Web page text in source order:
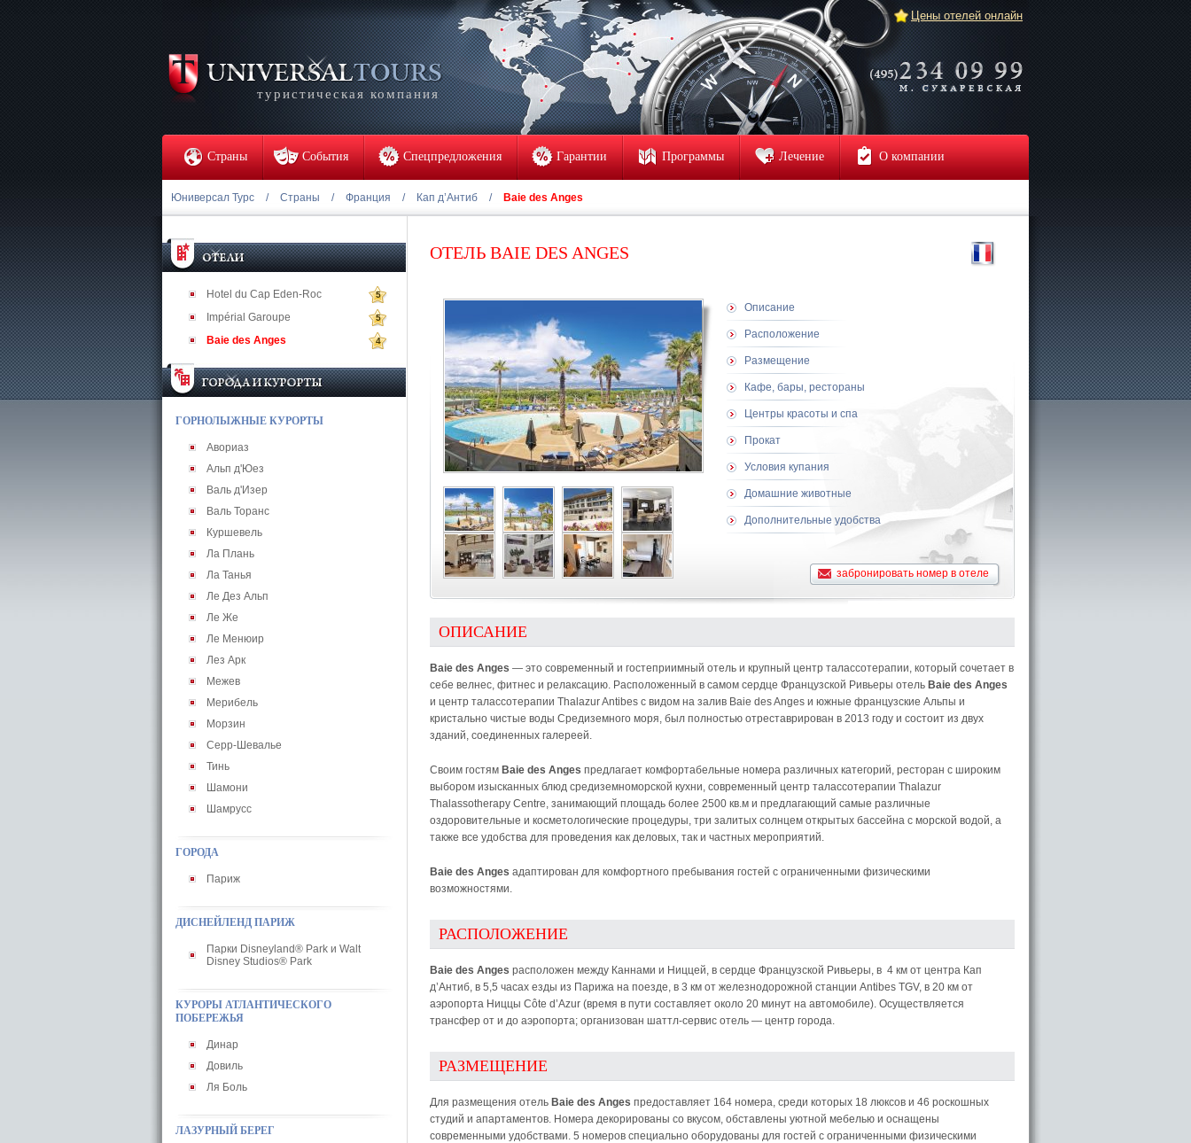
туристическая компания
Цены отелей онлайн
Страны События Спецпредложения Гарантии Программы Лечение О компании
Юниверсал Турс / Страны / Франция / Кап д’Антиб / Baie des Anges
Hotel du Cap Eden-Roc 5
Impérial Garoupe 5
Baie des Anges 4
ГОРНОЛЫЖНЫЕ КУРОРТЫ
Авориаз
Альп д'Юез
Валь д'Изер
Валь Торанс
Куршевель
Ла Плань
Ла Танья
Ле Дез Альп
Ле Же
Ле Менюир
Лез Арк
Межев
Мерибель
Морзин
Серр-Шевалье
Тинь
Шамони
Шамрусс
ГОРОДА
Париж
ДИСНЕЙЛЕНД ПАРИЖ
Парки Disneyland® Park и Walt
Disney Studios® Park
КУРОРЫ АТЛАНТИЧЕСКОГО
ПОБЕРЕЖЬЯ
Динар
Довиль
Ля Боль
ЛАЗУРНЫЙ БЕРЕГ
ОТЕЛЬ BAIE DES ANGES
Описание
Расположение
Размещение
Кафе, бары, рестораны
Центры красоты и спа
Прокат
Условия купания
Домашние животные
Дополнительные удобства
забронировать номер в отеле
ОПИСАНИЕ
Baie des Anges — это современный и гостеприимный отель и крупный центр талассотерапии, который сочетает в
себе велнес, фитнес и релаксацию. Расположенный в самом сердце Французской Ривьеры отель Baie des Anges
и центр талассотерапии Thalazur Antibes с видом на залив Baie des Anges и южные французские Альпы и
кристально чистые воды Средиземного моря, был полностью отреставрирован в 2013 году и состоит из двух
зданий, соединенных галереей.
Своим гостям Baie des Anges предлагает комфортабельные номера различных категорий, ресторан с широким
выбором изысканных блюд средиземноморской кухни, современный центр талассотерапии Thalazur
Thalassotherapy Centre, занимающий площадь более 2500 кв.м и предлагающий самые различные
оздоровительные и косметологические процедуры, три залитых солнцем открытых бассейна с морской водой, а
также все удобства для проведения как деловых, так и частных мероприятий.
Baie des Anges адаптирован для комфортного пребывания гостей с ограниченными физическими
возможностями.
РАСПОЛОЖЕНИЕ
Baie des Anges расположен между Каннами и Ниццей, в сердце Французской Ривьеры, в 4 км от центра Кап
д’Антиб, в 5,5 часах езды из Парижа на поезде, в 3 км от железнодорожной станции Antibes TGV, в 20 км от
аэропорта Ниццы Côte d’Azur (время в пути составляет около 20 минут на автомобиле). Осуществляется
трансфер от и до аэропорта; организован шаттл-сервис отель — центр города.
РАЗМЕЩЕНИЕ
Для размещения отель Baie des Anges предоставляет 164 номера, среди которых 18 люксов и 46 роскошных
студий и апартаментов. Номера декорированы со вкусом, обставлены уютной мебелью и оснащены
современными удобствами. 5 номеров специально оборудованы для гостей с ограниченными физическими